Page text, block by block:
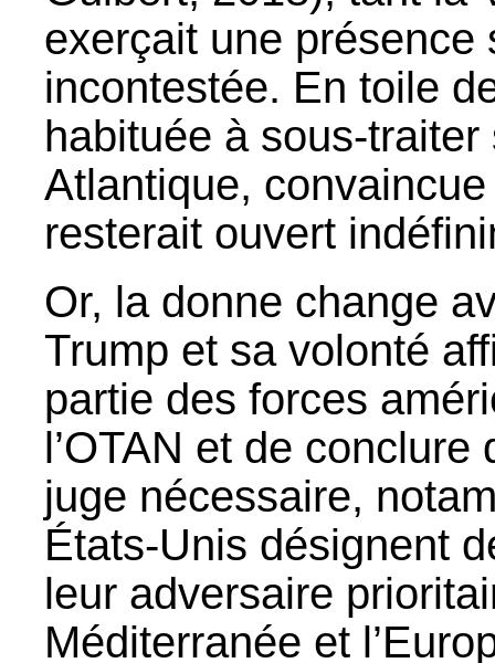
exerçait une présence
incontestée. En toile
habituée à sous-traiter
Atlantique,
resterait ouvert
Or, la donne change
Trump et sa volonté
partie des forces
l’OTAN et de
juge nécessaire,
États-Unis désignent
leur adversaire
Méditerranée et